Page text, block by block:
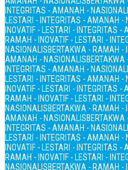
INTEGRITAS - AMANAH -
LESTARI - INTEGRITAS - AMANAH -
INOVATIF - LESTARI - INTEGRITAS
RAMAH - INOVATIF - LESTARI -
NASIONALISBERTAKWA - RAMAH -
AMANAH - NASIONALIS
INTEGRITAS - AMANAH -
LESTARI - INTEGRITAS - AMANAH -
INOVATIF - LESTARI - INTEGRITAS
RAMAH - INOVATIF - LESTARI -
NASIONALISBERTAKWA - RAMAH -
AMANAH - NASIONALIS
INTEGRITAS - AMANAH -
LESTARI - INTEGRITAS - AMANAH -
INOVATIF - LESTARI - INTEGRITAS
RAMAH - INOVATIF - LESTARI -
NASIONALISBERTAKWA - RAMAH -